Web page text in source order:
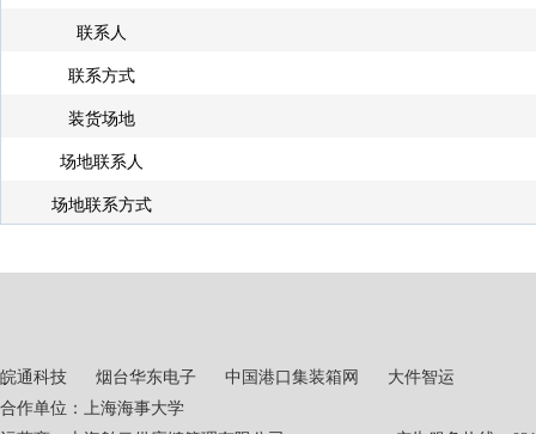
联系人
联系方式
装货场地
场地联系人
场地联系方式
皖通科技 烟台华东电子 中国港口集装箱网
大件智运
合作单位：上海海事大学